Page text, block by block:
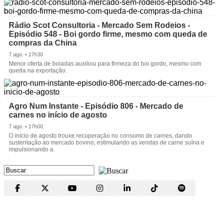
Rádio Scot Consultoria - Mercado Sem Rodeios -
Episódio 548 - Boi gordo firme, mesmo com queda de
compras da China
7 ago. • 17h30
Menor oferta de boiadas auxiliou para firmeza do boi gordo, mesmo com
queda na exportação.
Agro Num Instante - Episódio 806 - Mercado de
carnes no início de agosto
7 ago. • 17h00
O início de agosto trouxe recuperação no consumo de carnes, dando
sustentação ao mercado bovino, estimulando as vendas de carne suína e
impulsionando a.